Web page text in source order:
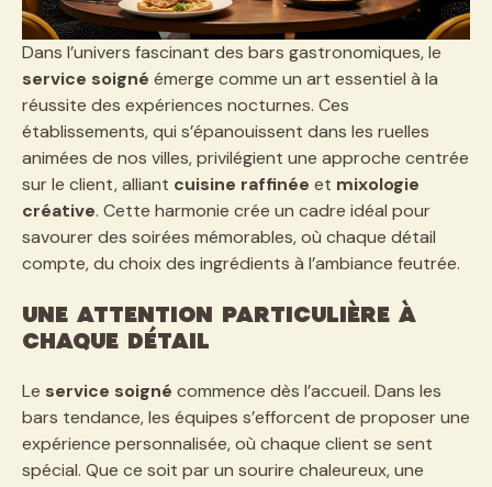
Dans l’univers fascinant des bars gastronomiques, le
service soigné émerge comme un art essentiel à la
réussite des expériences nocturnes. Ces
établissements, qui s’épanouissent dans les ruelles
animées de nos villes, privilégient une approche centrée
sur le client, alliant cuisine raffinée et mixologie
créative. Cette harmonie crée un cadre idéal pour
savourer des soirées mémorables, où chaque détail
compte, du choix des ingrédients à l’ambiance feutrée.
Une attention particulière à
chaque détail
Le service soigné commence dès l’accueil. Dans les
bars tendance, les équipes s’efforcent de proposer une
expérience personnalisée, où chaque client se sent
spécial. Que ce soit par un sourire chaleureux, une